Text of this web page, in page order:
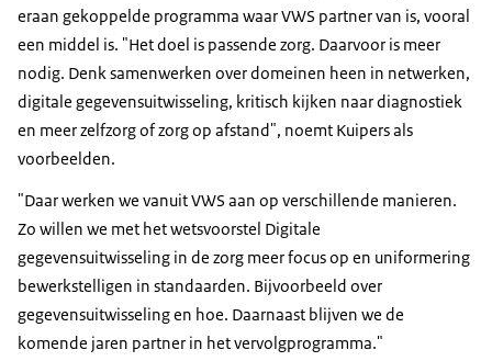
eraan gekoppelde programma waar VWS partner van is, vooral
een middel is. "Het doel is passende zorg. Daarvoor is meer
nodig. Denk samenwerken over domeinen heen in netwerken,
digitale gegevensuitwisseling, kritisch kijken naar diagnostiek
en meer zelfzorg of zorg op afstand", noemt Kuipers als
voorbeelden.
"Daar werken we vanuit VWS aan op verschillende manieren.
Zo willen we met het wetsvoorstel Digitale
gegevensuitwisseling in de zorg meer focus op en uniformering
bewerkstelligen in standaarden. Bijvoorbeeld over
gegevensuitwisseling en hoe. Daarnaast blijven we de
komende jaren partner in het vervolgprogramma."